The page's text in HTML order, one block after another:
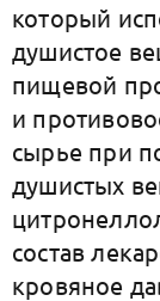
который
душистое
пищевой
и
сырье при
душистых
состав
кровяное